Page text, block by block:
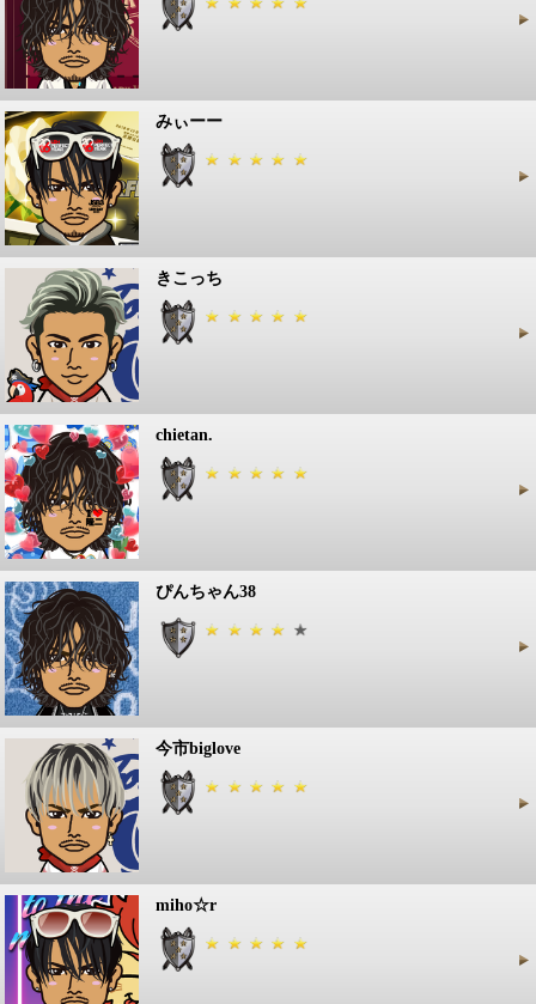
みぃーー
きこっち
chietan.
ぴんちゃん38
今市biglove
miho☆r